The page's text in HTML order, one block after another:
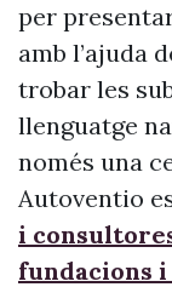
per
amb l’ajuda
trobar les
llenguatge
només una
Autoventio
i
fundacions i